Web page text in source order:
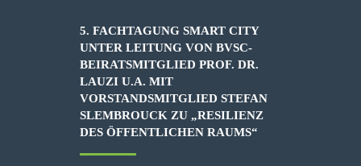
5. FACHTAGUNG SMART CITY
UNTER LEITUNG VON BVSC-
BEIRATSMITGLIED PROF. DR.
LAUZI U.A. MIT
VORSTANDSMITGLIED STEFAN
SLEMBROUCK ZU „RESILIENZ
DES ÖFFENTLICHEN RAUMS“